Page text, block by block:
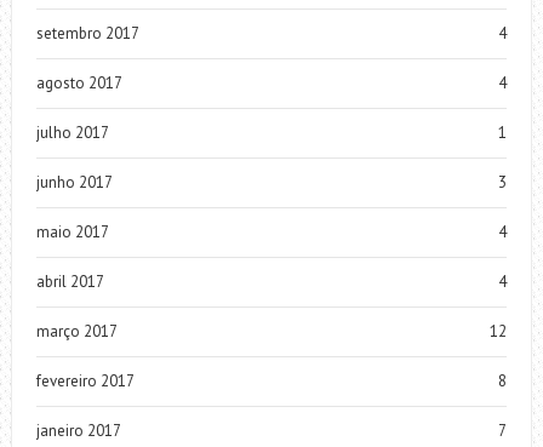
setembro 2017 4
agosto 2017 4
julho 2017 1
junho 2017 3
maio 2017 4
abril 2017 4
março 2017 12
fevereiro 2017 8
janeiro 2017 7